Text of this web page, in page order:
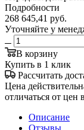
Подробности
268 645,41 руб.
Уточняйте у
В корзину
Купить в 1 клик
Рассчитать
Цена
отличаться от цен
Описание
Отзывы